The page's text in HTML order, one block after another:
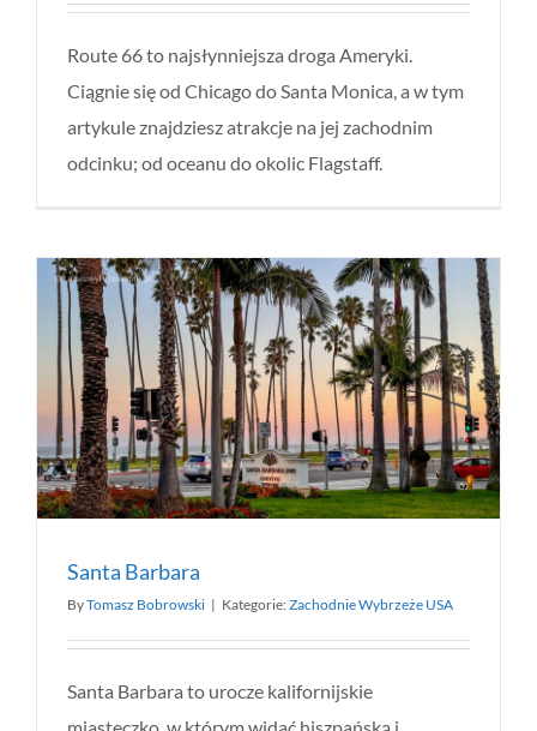
Route 66 to najsłynniejsza droga Ameryki.
Ciągnie się od Chicago do Santa Monica, a w tym
artykule znajdziesz atrakcje na jej zachodnim
odcinku; od oceanu do okolic Flagstaff.
Santa Barbara
ByTomasz Bobrowski | Kategorie:Zachodnie Wybrzeże USA
Santa Barbara to urocze kalifornijskie